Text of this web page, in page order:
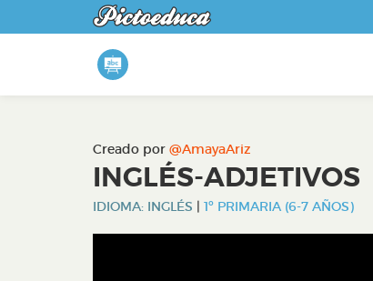
Creado por @AmayaAriz
INGLÉS-ADJETIVOS
IDIOMA: INGLÉS | 1º PRIMARIA (6-7 AÑOS)